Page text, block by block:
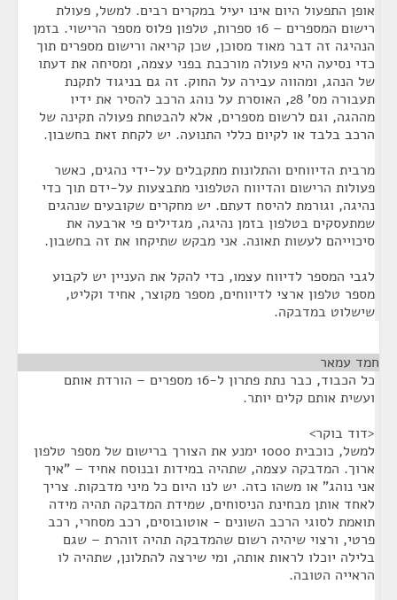
אופן התפעול היום אינו יעיל במקרים רבים. למשל, פעולת
רישום המספרים – 16 ספרות, טלפון פלוס מספר הרישוי. בזמן
הנהיגה זה דבר מאוד מסוכן, שכן קריאה ורישום מספרים תוך
כדי נסיעה היא פעולה מורכבת בפני עצמה, ומסיחה את דעתו
של הנהג, ומהווה עבירה על החוק. זה גם בניגוד לתקנת
תעבורה מס' 28, האוסרת על נוהג הרכב להסיר את ידיו
מההגה, וגם לרשום מספרים, אלא להבטחת פעולה תקינה של
הרכב בלבד או לקיום כללי התנועה. יש לקחת זאת בחשבון.
מרבית הדיווחים והתלונות מתקבלים על-ידי נהגים, כאשר
פעולות הרישום והדיווח הטלפוני מתבצעות על-ידם תוך כדי
נהיגה, וגורמת להיסח דעתם. יש מחקרים שקובעים שנהגים
שמתעסקים בטלפון בזמן נהיגה, מגדילים פי ארבעה את
סיכוייהם לעשות תאונה. אני מבקש שתיקחו את זה בחשבון.
לגבי המספר לדיווח עצמו, כדי להקל את העניין יש לקבוע
מספר טלפון ארצי לדיווחים, מספר מקוצר, אחיד וקליט,
שישלוט במדבקה.
חמד עמאר
כל הכבוד, כבר נתת פתרון ל-16 מספרים – הורדת אותם
ועשית אותם קלים יותר.
<דוד בוקר>
למשל, כוכבית 1000 ימנע את הצורך ברישום של מספר טלפון
ארוך. המדבקה עצמה, שתהיה במידות ובנוסח אחיד – "איך
אני נוהג" או משהו כזה. יש לנו היום כל מיני מדבקות. צריך
לאחד אותן מבחינת הניסוחים, שמידת המדבקה תהיה מידה
תואמת לסוגי הרכב השונים - אוטובוסים, רכב מסחרי, רכב
פרטי, ורצוי שיהיה רשום שהמדבקה תהיה זוהרת – שגם
בלילה יוכלו לראות אותה, ומי שירצה להתלונן, שתהיה לו
הראייה הטובה.